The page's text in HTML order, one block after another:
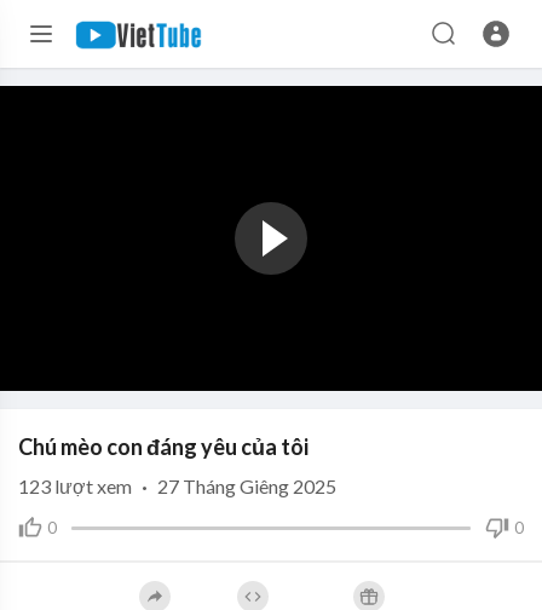
Chú mèo con đáng yêu của tôi
0 0
123 lượt xem · 27 Tháng Giêng 2025